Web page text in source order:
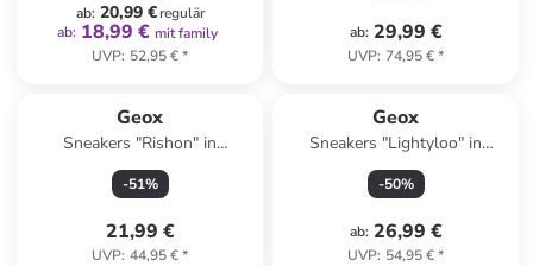
ab: 20,99 €regulär
ab: 18,99 € mit family
UVP: 52,95 €*
ab: 29,99 €
UVP: 74,95 €*
Geox
Sneakers "Rishon" in
Dunkelblau
-51%
21,99 €
UVP: 44,95 €*
Geox
Sneakers "Lightyloo" in
Dunkelblau
-50%
ab: 26,99 €
UVP: 54,95 €*